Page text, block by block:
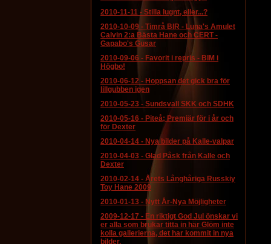
2010-11-11 - Stilla lugnt, eller...?
2010-10-09 - Timrå BIR - Luna's Amulet
Calvin 2:a Bästa Hane och CERT -
Gapabo's Gusar
2010-09-06 - Favorit i repris - BIM i
Högbo!
2010-06-12 - Hoppsan det gick bra för
lillgubben igen
2010-05-23 - Sundsvall SKK och SDHK
2010-05-16 - Piteå; Premiär för i år och
för Dexter
2010-04-14 - Nya bilder på Kalle-valpar
2010-04-03 - Glad Påsk från Kalle och
Dexter
2010-02-14 - Årets Långhåriga Russkiy
Toy Hane 2009
2010-01-13 - Nytt År-Nya Möjligheter
2009-12-17 - En riktigt God Jul önskar vi
er alla som brukar titta in här Glöm inte
kolla gallerierna, det har kommit in nya
bilder.